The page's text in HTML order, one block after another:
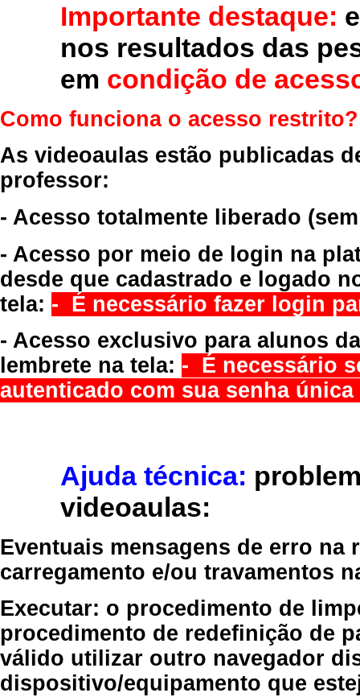
Importante destaque:
nos resultados das
em condição de
Como funciona o acesso restrito?
As videoaulas estão publicadas
professor:
- Acesso totalmente liberado
- Acesso por meio de login na
desde que cadastrado e logado
tela: - É necessário fazer login
- Acesso exclusivo para alunos
lembrete na tela: - É necessário
autenticado com sua senha
Ajuda técnica:
videoaulas:
Eventuais mensagens de erro
carregamento e/ou travamentos
Executar: o procedimento de
procedimento de redefinição de
válido utilizar outro navegador
dispositivo/equipamento que